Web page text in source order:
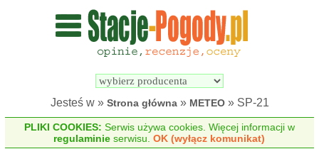
Wyszukiwarka
pogodowych
Jesteś w » Strona główna» METEO» SP-21
PLIKI COOKIES: Serwis używa cookies. Więcej informacji w
regulaminie serwisu.OK (wyłącz komunikat)